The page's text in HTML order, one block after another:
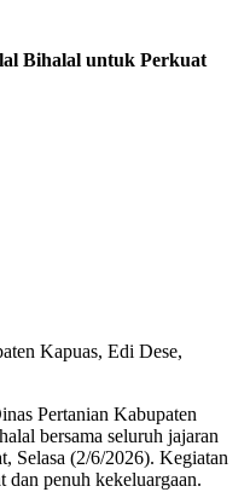
Bihalal untuk Perkuat
Kapuas, Edi Dese,
Pertanian Kabupaten
bersama seluruh jajaran
Selasa (2/6/2026). Kegiatan
dan penuh kekeluargaan.